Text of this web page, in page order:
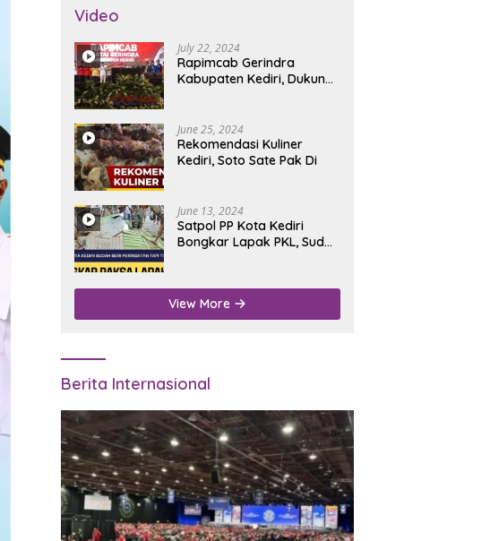
Video
July 22, 2024
Rapimcab Gerindra
Kabupaten Kediri, Dukung
June 25, 2024
Rekomendasi Kuliner
Kediri, Soto Sate Pak Di
June 13, 2024
Satpol PP Kota Kediri
Bongkar Lapak PKL, Sudah
View More
Berita Internasional